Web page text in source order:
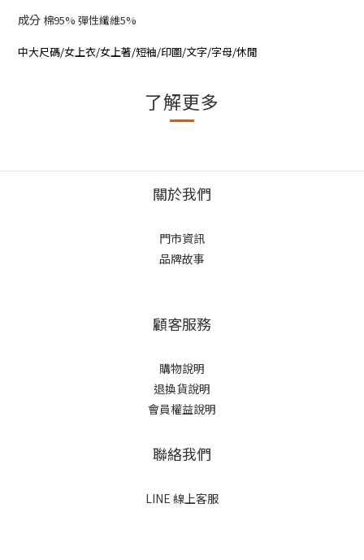
成分 棉95% 彈性纖維5%
中大尺碼/女上衣/女上著/短袖/印圖/文字/字母/休閒
了解更多
關於我們
門市資訊
品牌故事
顧客服務
購物說明
退換貨說明
會員權益說明
聯絡我們
LINE 線上客服